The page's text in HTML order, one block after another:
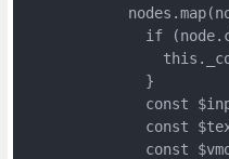
if
              }
const
const
const